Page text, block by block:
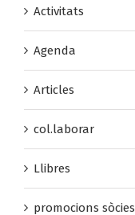
Activitats
Agenda
Articles
col.laborar
Llibres
promocions sòcies